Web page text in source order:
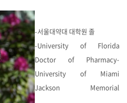
-서울대약대 대학원 졸
-University of Florida
Doctor of Pharmacy-
University of Miami
Jackson Memorial